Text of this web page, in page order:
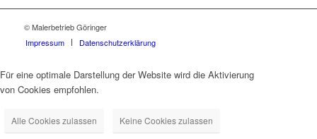
© Malerbetrieb Göringer
Impressum
Datenschutzerklärung
Für eine optimale Darstellung der Website wird die Aktivierung
von Cookies empfohlen.
Alle Cookies zulassen Keine Cookies zulassen